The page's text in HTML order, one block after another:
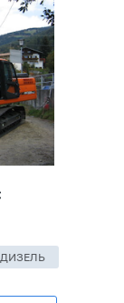
ДИЗЕЛЬ